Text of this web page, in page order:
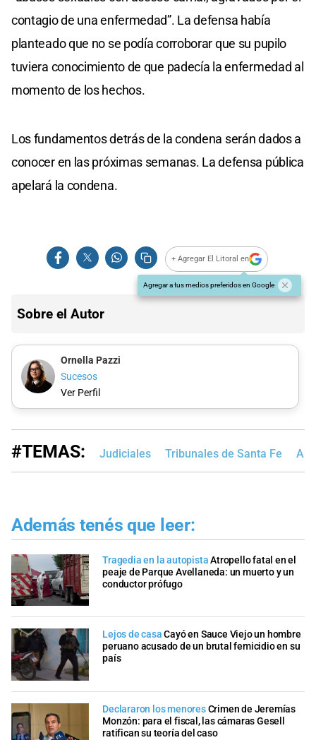
contagio de una enfermedad”. La defensa había
planteado que no se podía corroborar que su pupilo
tuviera conocimiento de que padecía la enfermedad al
momento de los hechos.
Los fundamentos detrás de la condena serán dados a
conocer en las próximas semanas. La defensa pública
apelará la condena.
+ Agregar El Litoral en
Agregar a tus medios preferidos en Google
Sobre el Autor
Ornella Pazzi
Sucesos
Ver Perfil
#TEMAS: Judiciales Tribunales de Santa Fe
Además tenés que leer:
Tragedia en la autopistaAtropello fatal en el
peaje de Parque Avellaneda: un muerto y un
conductor prófugo
Lejos de casa Cayó en Sauce Viejo un hombre
peruano acusado de un brutal femicidio en su
país
Declararon los menoresCrimen de Jeremías
Monzón: para el fiscal, las cámaras Gesell
ratifican su teoría del caso